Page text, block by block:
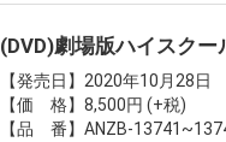
(DVD)劇場版ハイスク
【発売日】2020年10月28日
【価 格】8,500円 (+税)
【品 番】ANZB-